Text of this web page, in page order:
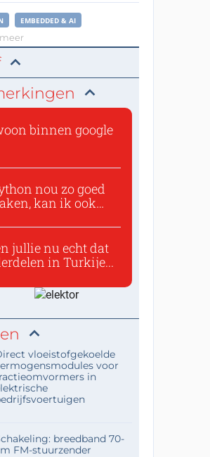
EMBEDDED & AI
binnen google
nou zo goed
kan ik ook
jullie nu echt dat
in Turkije...
vloeistofgekoelde
voor
in
breedband 70-
FM-stuurzender